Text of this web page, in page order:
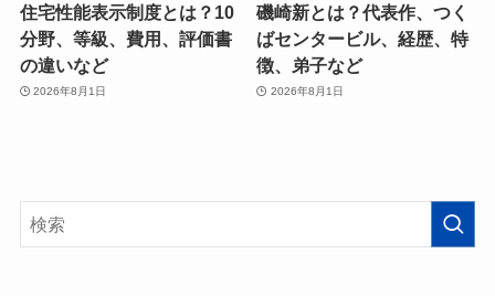
住宅性能表示制度とは？10
分野、等級、費用、評価書
の違いなど
2026年8月1日
磯崎新とは？代表作、つく
ばセンタービル、経歴、特
徴、弟子など
2026年8月1日